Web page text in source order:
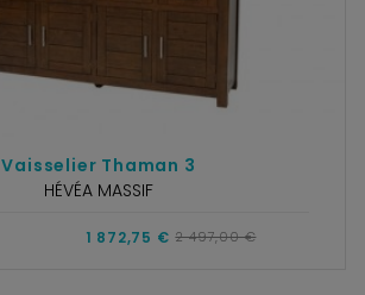
Vaisselier Thaman 3
HÉVÉA MASSIF
1 872,75 € 2 497,00 €